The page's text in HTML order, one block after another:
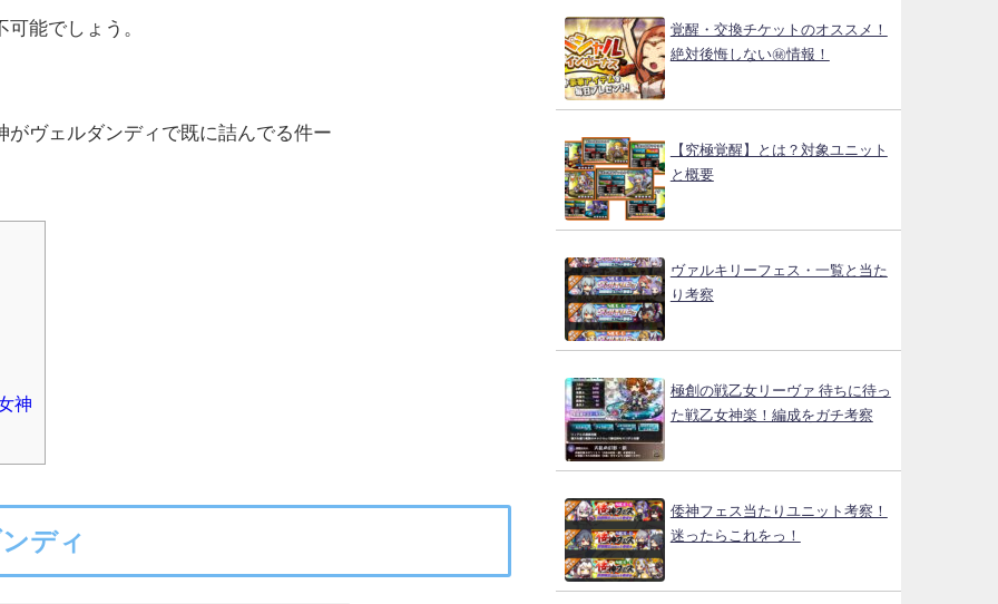
能でしょう。
ヴェルダンディで既に詰んでる件ー
神
ディ
覚醒・交換チケットのオススメ！
絶対後悔しない㊙情報！
【究極覚醒】とは？対象ユニット
と概要
ヴァルキリーフェス・一覧と当た
り考察
極創の戦乙女リーヴァ 待ちに待っ
た戦乙女神楽！編成をガチ考察
倭神フェス当たりユニット考察！
迷ったらこれをっ！